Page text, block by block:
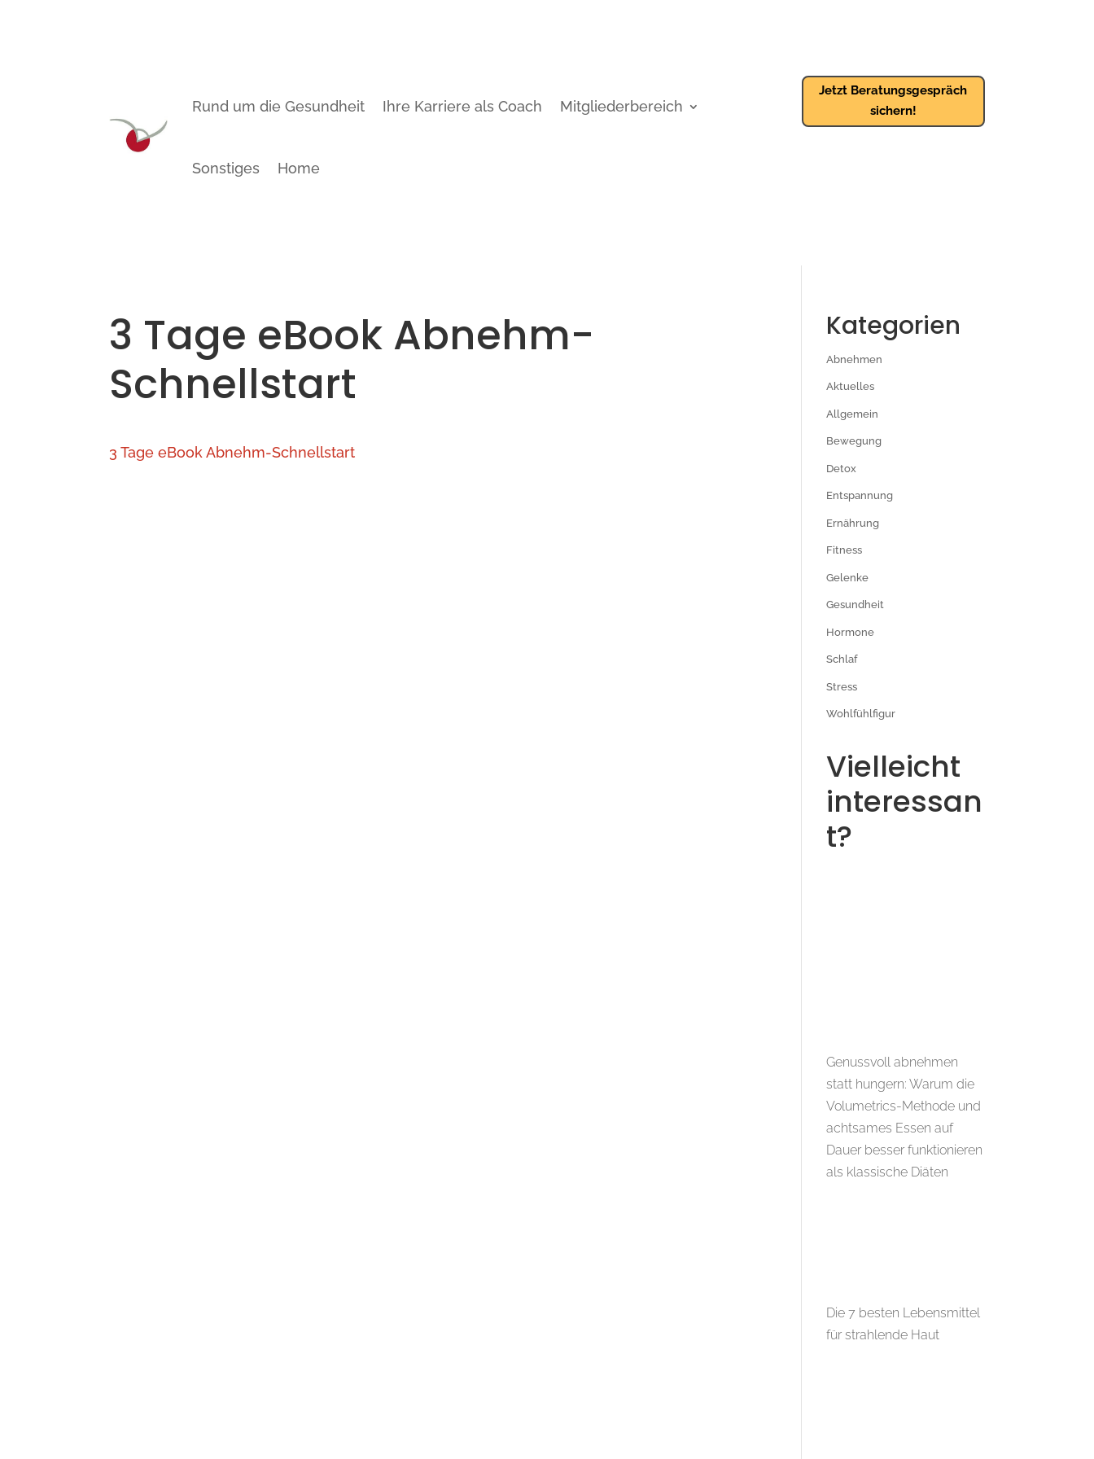
Rund um die Gesundheit Ihre Karriere als Coach Mitgliederbereich
Sonstiges Home
Jetzt Beratungsgespräch
sichern!
3 Tage eBook Abnehm-
Schnellstart
3 Tage eBook Abnehm-Schnellstart
Kategorien
Abnehmen
Aktuelles
Allgemein
Bewegung
Detox
Entspannung
Ernährung
Fitness
Gelenke
Gesundheit
Hormone
Schlaf
Stress
Wohlfühlfigur
Vielleicht
interessan
t?
Genussvoll abnehmen
statt hungern: Warum die
Volumetrics-Methode und
achtsames Essen auf
Dauer besser funktionieren
als klassische Diäten
Die 7 besten Lebensmittel
für strahlende Haut